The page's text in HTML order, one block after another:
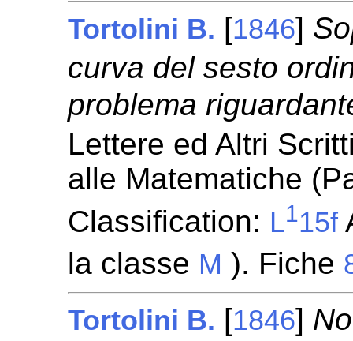
Tortolini B. [1846]
curva del sesto
problema
Lettere ed Altri
alle Matematiche
Classification: L115f
la classe M ). Fiche
Tortolini B. [1846]